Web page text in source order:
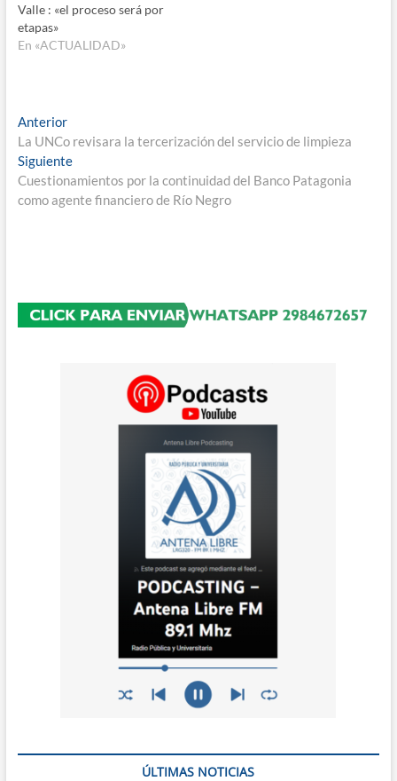
Valle : «el proceso será por
etapas»
En «ACTUALIDAD»
Navegación
de
entradas
AnteriorEntrada
anterior:
La UNCo revisara la tercerización del servicio de limpieza
SiguienteEntrada
siguiente:
Cuestionamientos por la continuidad del Banco Patagonia
como agente financiero de Río Negro
ÚLTIMAS NOTICIAS